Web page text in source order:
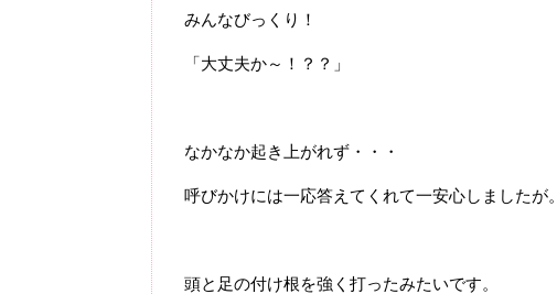
みんなびっくり！
「大丈夫か～！？？」
なかなか起き上がれず・・・
呼びかけには一応答えてくれて一安心しましたが。
頭と足の付け根を強く打ったみたいです。